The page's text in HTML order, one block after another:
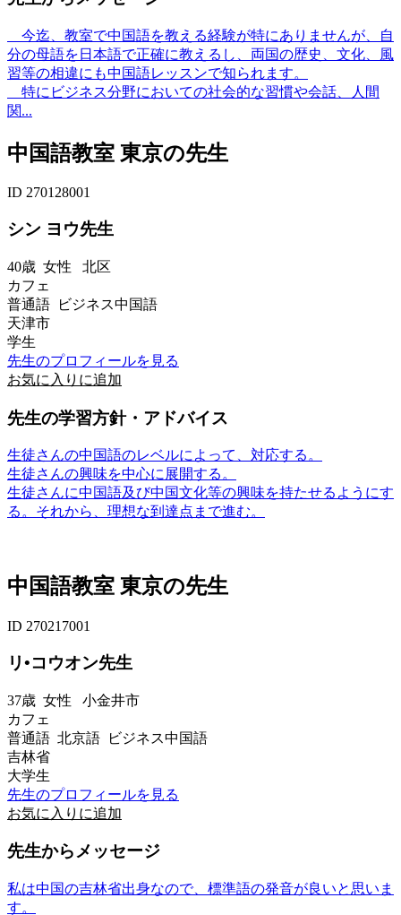
今迄、教室で中国語を教える経験が特にありませんが、自
分の母語を日本語で正確に教えるし、両国の歴史、文化、風
習等の相違にも中国語レッスンで知られます。
特にビジネス分野においての社会的な習慣や会話、人間
関...
中国語教室 東京の先生
ID 270128001
シン ヨウ先生
40歳 女性 北区
カフェ
普通語 ビジネス中国語
天津市
学生
先生のプロフィールを見る
お気に入りに追加
先生の学習方針・アドバイス
生徒さんの中国語のレベルによって、対応する。
生徒さんの興味を中心に展開する。
生徒さんに中国語及び中国文化等の興味を持たせるようにす
る。それから、理想な到達点まで進む。
中国語教室 東京の先生
ID 270217001
リ•コウオン先生
37歳 女性 小金井市
カフェ
普通語 北京語 ビジネス中国語
吉林省
大学生
先生のプロフィールを見る
お気に入りに追加
先生からメッセージ
私は中国の吉林省出身なので、標準語の発音が良いと思いま
す。